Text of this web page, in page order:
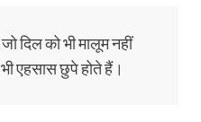
दिल को भी मालूम नहीं
एहसास छुपे होते हैं।